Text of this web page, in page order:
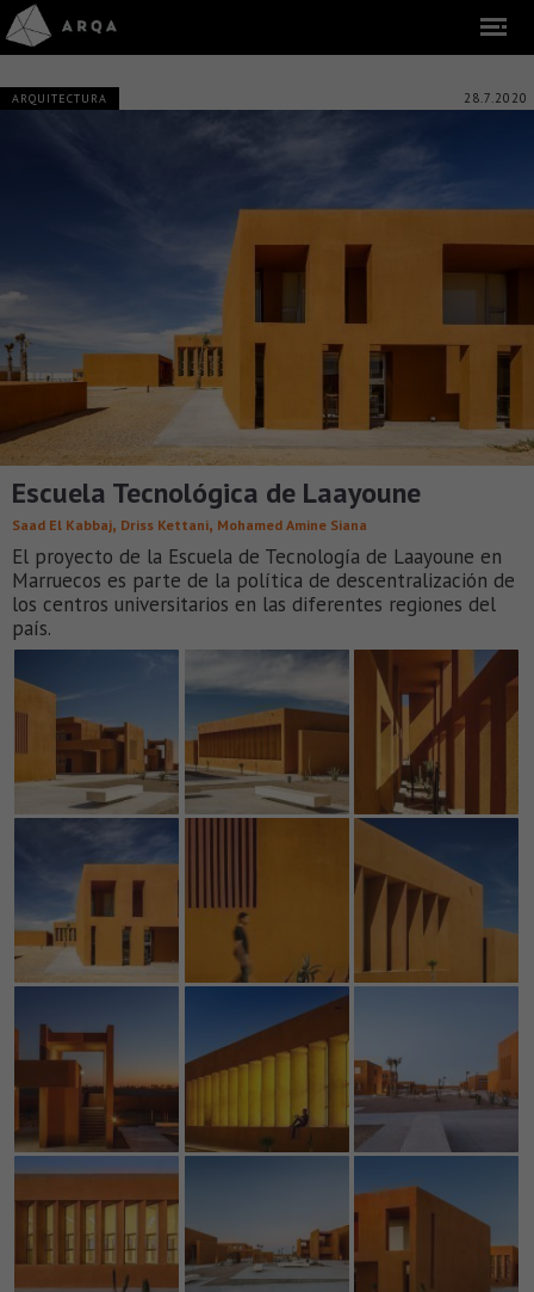
ARQUITECTURA 28.7.2020
Escuela Tecnológica de Laayoune
Saad El Kabbaj, Driss Kettani, Mohamed Amine Siana
El proyecto de la Escuela de Tecnología de Laayoune en
Marruecos es parte de la política de descentralización de
los centros universitarios en las diferentes regiones del
país.